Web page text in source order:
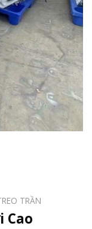
TRẦN
Cao